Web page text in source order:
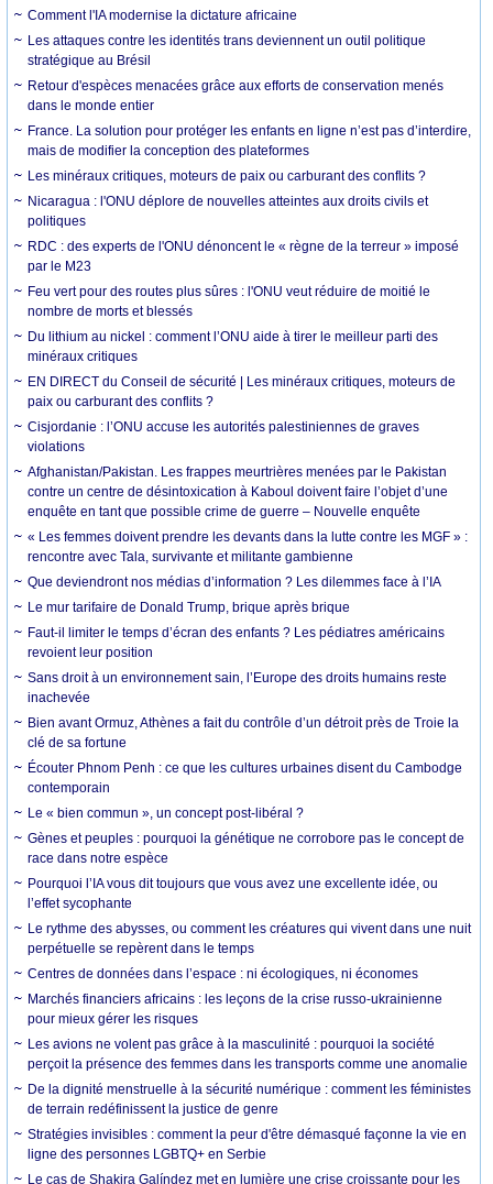
Comment l'IA modernise la dictature africaine
Les attaques contre les identités trans deviennent un outil politique
stratégique au Brésil
Retour d'espèces menacées grâce aux efforts de conservation menés
dans le monde entier
France. La solution pour protéger les enfants en ligne n’est pas d’interdire,
mais de modifier la conception des plateformes
Les minéraux critiques, moteurs de paix ou carburant des conflits ?
Nicaragua : l'ONU déplore de nouvelles atteintes aux droits civils et
politiques
RDC : des experts de l'ONU dénoncent le « règne de la terreur » imposé
par le M23
Feu vert pour des routes plus sûres : l'ONU veut réduire de moitié le
nombre de morts et blessés
Du lithium au nickel : comment l’ONU aide à tirer le meilleur parti des
minéraux critiques
EN DIRECT du Conseil de sécurité | Les minéraux critiques, moteurs de
paix ou carburant des conflits ?
Cisjordanie : l’ONU accuse les autorités palestiniennes de graves
violations
Afghanistan/Pakistan. Les frappes meurtrières menées par le Pakistan
contre un centre de désintoxication à Kaboul doivent faire l’objet d’une
enquête en tant que possible crime de guerre – Nouvelle enquête
« Les femmes doivent prendre les devants dans la lutte contre les MGF » :
rencontre avec Tala, survivante et militante gambienne
Que deviendront nos médias d’information ? Les dilemmes face à l’IA
Le mur tarifaire de Donald Trump, brique après brique
Faut-il limiter le temps d’écran des enfants ? Les pédiatres américains
revoient leur position
Sans droit à un environnement sain, l’Europe des droits humains reste
inachevée
Bien avant Ormuz, Athènes a fait du contrôle d’un détroit près de Troie la
clé de sa fortune
Écouter Phnom Penh : ce que les cultures urbaines disent du Cambodge
contemporain
Le « bien commun », un concept post-libéral ?
Gènes et peuples : pourquoi la génétique ne corrobore pas le concept de
race dans notre espèce
Pourquoi l’IA vous dit toujours que vous avez une excellente idée, ou
l’effet sycophante
Le rythme des abysses, ou comment les créatures qui vivent dans une nuit
perpétuelle se repèrent dans le temps
Centres de données dans l’espace : ni écologiques, ni économes
Marchés financiers africains : les leçons de la crise russo-ukrainienne
pour mieux gérer les risques
Les avions ne volent pas grâce à la masculinité : pourquoi la société
perçoit la présence des femmes dans les transports comme une anomalie
De la dignité menstruelle à la sécurité numérique : comment les féministes
de terrain redéfinissent la justice de genre
Stratégies invisibles : comment la peur d'être démasqué façonne la vie en
ligne des personnes LGBTQ+ en Serbie
Le cas de Shakira Galíndez met en lumière une crise croissante pour les